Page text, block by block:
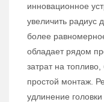
инновационное
увеличить радиус
более
обладает рядом
затрат на
простой монтаж.
удлинение